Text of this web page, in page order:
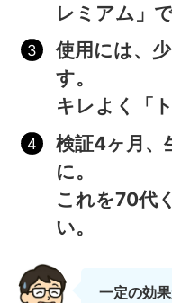
レミアム」
使用には、
す。
キレよく「
検証4ヶ月、
に。
これを70代
い。
一定の効